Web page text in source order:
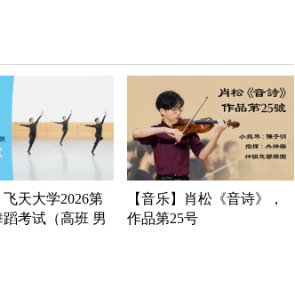
飞天大学2026第
考试（高班 男
【音乐】肖松《音诗》，
作品第25号